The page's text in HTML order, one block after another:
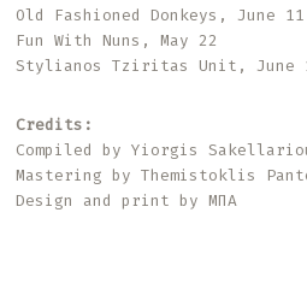
Old Fashioned Donkeys, June 11
Fun With Nuns, May 22
Stylianos Tziritas Unit, June
Credits:
Compiled by Yiorgis
Mastering by Themistoklis
Design and print by ΜΠΑ